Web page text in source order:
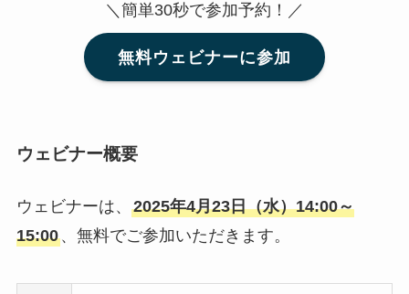
＼簡単30秒で参加予約！／
無料ウェビナーに参加
ウェビナー概要
ウェビナーは、 2025年4月23日（水）14:00～
15:00、無料でご参加いただきます。